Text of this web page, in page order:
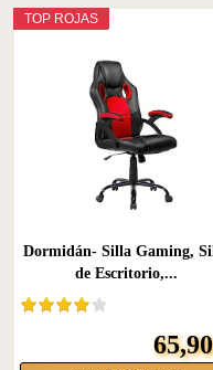
TOP ROJAS
Dormidán- Silla Gaming,
de Escritorio,...